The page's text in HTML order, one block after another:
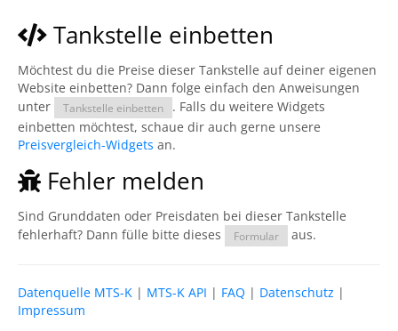
Tankstelle einbetten
Möchtest du die Preise dieser Tankstelle auf deiner eigenen
Website einbetten? Dann folge einfach den Anweisungen
unter
Tankstelle einbetten
. Falls du weitere Widgets
einbetten möchtest, schaue dir auch gerne unsere
Preisvergleich-Widgets an.
Fehler melden
Sind Grunddaten oder Preisdaten bei dieser Tankstelle
fehlerhaft? Dann fülle bitte dieses
Formular aus.
Datenquelle MTS-K | MTS-K API | FAQ | Datenschutz |
Impressum